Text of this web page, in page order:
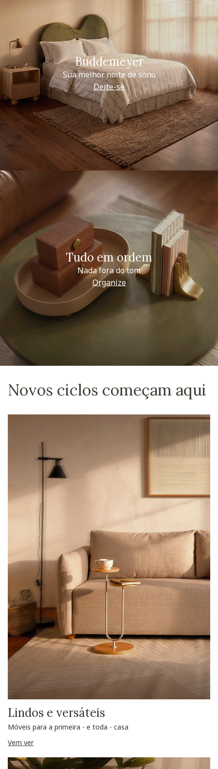
Buddemeyer
Sua melhor noite de sono
Deite-se
Tudo em ordem
Nada fora do tom
Organize
Novos ciclos começam aqui
Lindos e versáteis
Móveis para a primeira - e toda - casa
Vem ver